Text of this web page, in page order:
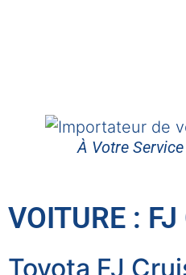
À Votre
VOITURE : FJ
Toyota FJ